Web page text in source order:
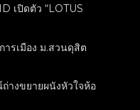
เปิดตัว “LOTUS
ารเมือง ม.สวนดุสิต
างขยายผนังหัวใจห้อ